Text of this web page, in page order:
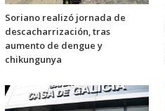
Soriano realizó jornada de
descacharrización, tras
aumento de dengue y
chikungunya